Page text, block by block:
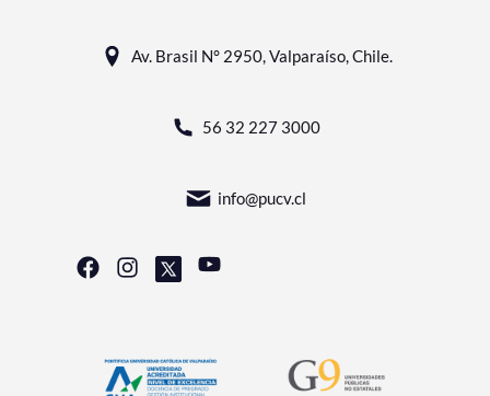
Av. Brasil N° 2950, Valparaíso, Chile.
56 32 227 3000
info@pucv.cl